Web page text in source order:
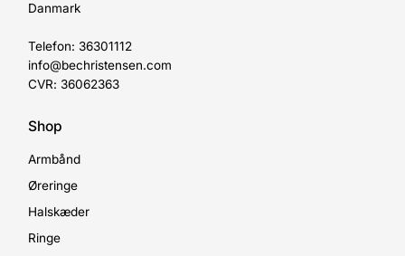
Danmark
Telefon: 36301112
info@bechristensen.com
CVR: 36062363
Shop
Armbånd
Øreringe
Halskæder
Ringe